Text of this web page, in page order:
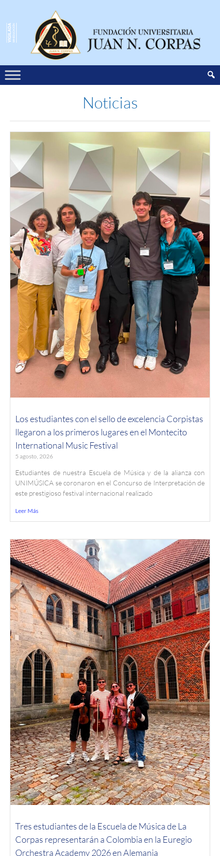
Noticias
Los estudiantes con el sello de excelencia Corpistas
llegaron a los primeros lugares en el Montecito
International Music Festival
5 agosto, 2026
Estudiantes de nuestra Escuela de Música y de la alianza con
UNIMÚSICA se coronaron en el Concurso de Interpretación de
este prestigioso festival internacional realizado
Leer Más
Tres estudiantes de la Escuela de Música de La
Corpas representarán a Colombia en la Euregio
Orchestra Academy 2026 en Alemania